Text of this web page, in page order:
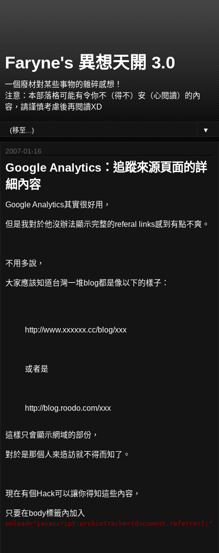
Faryne's 異想天開 3.0
一個廢材對某些事物的雜碎感想！
注意：本部落格可能有令你不（得不）安（心閱讀）的內
容，請謹慎考慮後再閱讀XD
▼
2007-01-16
Google Analytics：追蹤來源頁面的詳
細內容
Google Analytics其實很好用，
但是我對於他沒辦法顯示完整的referal links感到有點不爽。
不用多說，
大家應該知道台灣一堆blog都是像以下的樣子：
http://www.xxxxxx.cc/blog/xxx
或者是
http://blog.roodo.com/xxx
這樣只會顯示網域的部份，
對於是那個人來造訪就不得而知了。
現在有個Hack可以讓你得知這些內容，
只要在body標籤內加入
onload="javascript:urchinTracker(document.referrer);"